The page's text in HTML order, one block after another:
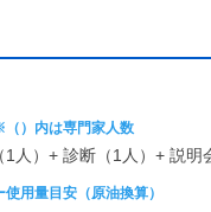
）内は専門家人数
人）+ 診断（1人）+ 説明
用量目安（原油換算）